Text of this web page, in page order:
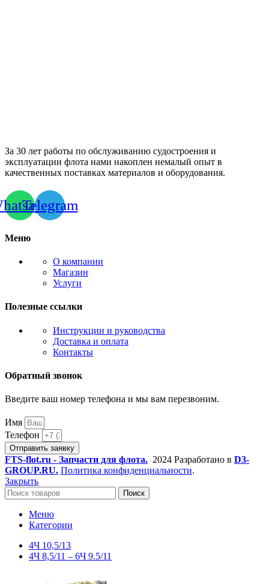
За 30 лет работы по обслуживанию судостроения и
эксплуатации флота нами накоплен немалый опыт в
качественных поставках материалов и оборудования.
Telegram
Меню
О компании
Магазин
Услуги
Полезные ссылки
Инструкции и руководства
Доставка и оплата
Контакты
Обратный звонок
Введите ваш номер телефона и мы вам перезвоним.
Имя
Телефон
Отправить заявку
FTS-flot.ru - Запчасти для флота. 2024 Разработано в D3-
GROUP.RU. Политика конфиденциальности.
Закрыть
Поиск
Меню
Категории
4Ч 10,5/13
4Ч 8,5/11 – 6Ч 9.5/11